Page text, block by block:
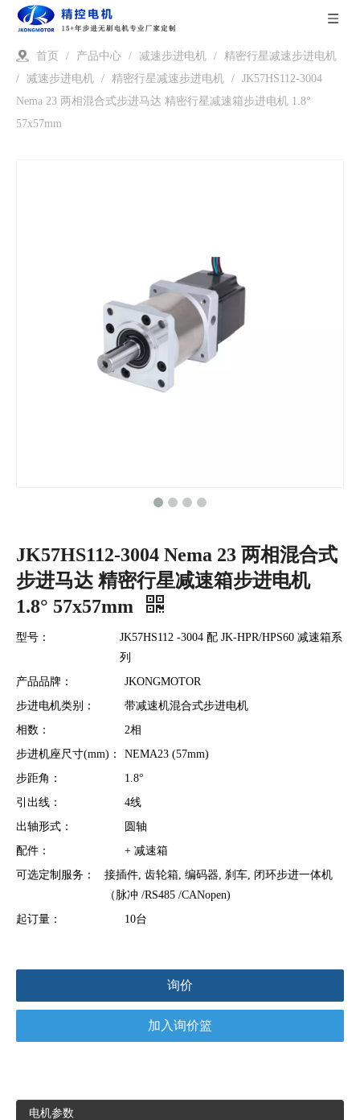
首页 / 产品中心 / 减速步进电机 / 精密行星减速步进电机
/ 减速步进电机 / 精密行星减速步进电机 / JK57HS112-3004
Nema 23 两相混合式步进马达 精密行星减速箱步进电机 1.8°
57x57mm
JK57HS112-3004 Nema 23 两相混合式
步进马达 精密行星减速箱步进电机
1.8° 57x57mm
型号：
JK57HS112 -3004 配 JK-HPR/HPS60 减速箱系
列
产品品牌：
JKONGMOTOR
步进电机类别：
带减速机混合式步进电机
相数：
2相
步进机座尺寸(mm)：
NEMA23 (57mm)
步距角：
1.8°
引出线：
4线
出轴形式：
圆轴
配件：
+ 减速箱
可选定制服务：
接插件, 齿轮箱, 编码器, 刹车, 闭环步进一体机
（脉冲 /RS485 /CANopen)
起订量：
10台
询价
加入询价篮
电机参数